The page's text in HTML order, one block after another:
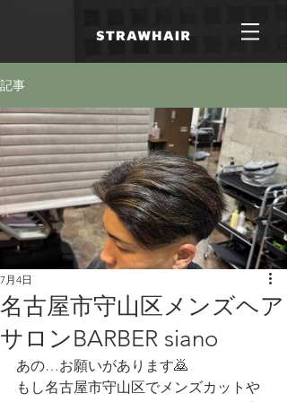
記事
名古屋市守山区メンズヘア
サロンBARBER siano
7月4日
あの…お願いがあります🙇
もし名古屋市守山区でメンズカットや